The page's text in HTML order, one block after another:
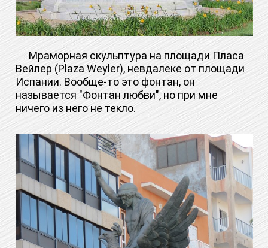
Мраморная скульптура на площади Пласа
Вейлер (Plaza Weyler), невдалеке от площади
Испании. Вообще-то это фонтан, он
называется "Фонтан любви", но при мне
ничего из него не текло.